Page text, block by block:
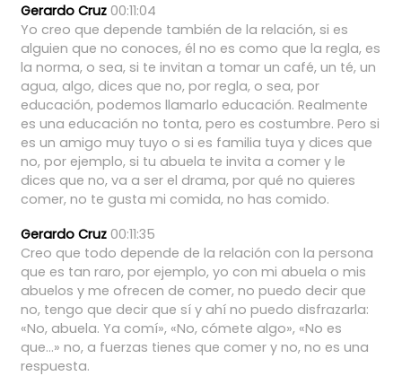
Gerardo Cruz 00:11:04
Yo creo que depende también de la relación, si es
alguien que no conoces, él no es como que la regla, es
la norma, o sea, si te invitan a tomar un café, un té, un
agua, algo, dices que no, por regla, o sea, por
educación, podemos llamarlo educación. Realmente
es una educación no tonta, pero es costumbre. Pero si
es un amigo muy tuyo o si es familia tuya y dices que
no, por ejemplo, si tu abuela te invita a comer y le
dices que no, va a ser el drama, por qué no quieres
comer, no te gusta mi comida, no has comido.
Gerardo Cruz 00:11:35
Creo que todo depende de la relación con la persona
que es tan raro, por ejemplo, yo con mi abuela o mis
abuelos y me ofrecen de comer, no puedo decir que
no, tengo que decir que sí y ahí no puedo disfrazarla:
«No, abuela. Ya comí», «No, cómete algo», «No es
que...» no, a fuerzas tienes que comer y no, no es una
respuesta.